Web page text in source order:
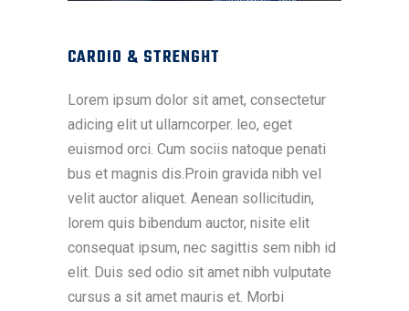
CARDIO & STRENGHT
Lorem ipsum dolor sit amet, consectetur
adicing elit ut ullamcorper. leo, eget
euismod orci. Cum sociis natoque penati
bus et magnis dis.Proin gravida nibh vel
velit auctor aliquet. Aenean sollicitudin,
lorem quis bibendum auctor, nisite elit
consequat ipsum, nec sagittis sem nibh id
elit. Duis sed odio sit amet nibh vulputate
cursus a sit amet mauris et. Morbi